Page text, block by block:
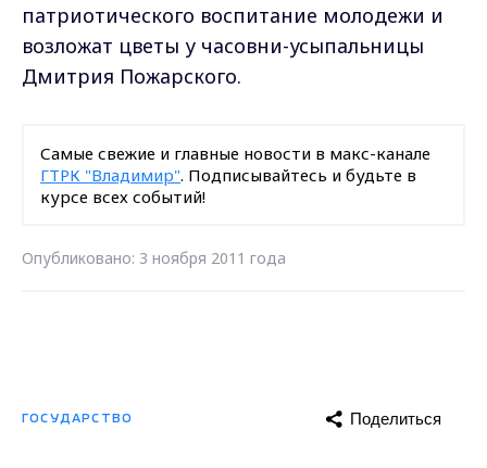
патриотического воспитание молодежи и
возложат цветы у часовни-усыпальницы
Дмитрия Пожарского.
Самые свежие и главные новости в макс-канале
ГТРК "Владимир". Подписывайтесь и будьте в
курсе всех событий!
Опубликовано: 3 ноября 2011 года
ГОСУДАРСТВО Поделиться